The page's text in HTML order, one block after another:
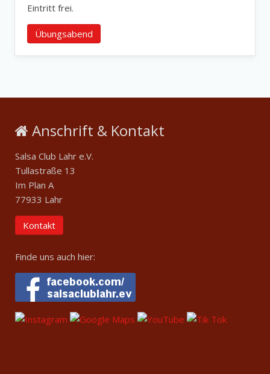
Eintritt frei.
Übungsabend
Anschrift & Kontakt
Salsa Club Lahr e.V.
Tullastraße 13
Im Plan A
77933 Lahr
Kontakt
Finde uns auch hier: